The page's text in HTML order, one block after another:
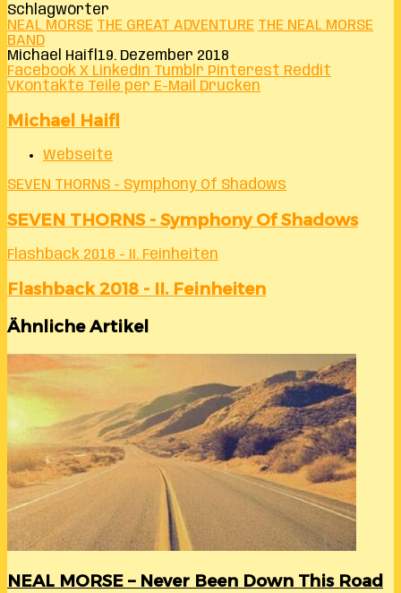
Schlagwörter
NEAL MORSE THE GREAT ADVENTURE THE NEAL MORSE
BAND
Michael Haifl 19. Dezember 2018
Facebook X LinkedIn Tumblr Pinterest Reddit
VKontakte Teile per E-Mail Drucken
Michael Haifl
Webseite
SEVEN THORNS - Symphony Of Shadows
SEVEN THORNS - Symphony Of Shadows
Flashback 2018 - II. Feinheiten
Flashback 2018 - II. Feinheiten
Ähnliche Artikel
NEAL MORSE – Never Been Down This Road